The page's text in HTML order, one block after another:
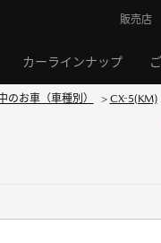
カーラインナップ
販売店
のお車（車種別） > CX-5(KM)